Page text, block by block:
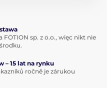
FOTION sp. z o.o., więc nikt nie
– 15 lat na rynku
ročně je zárukou